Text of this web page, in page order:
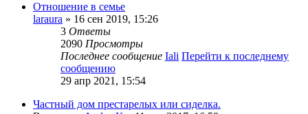
Отношение в семье
laraura » 16 сен 2019, 15:26
3 Ответы
2090 Просмотры
Последнее сообщение Iali Перейти к последнему
сообщению
29 апр 2021, 15:54
Частный дом престарелых или сиделка.